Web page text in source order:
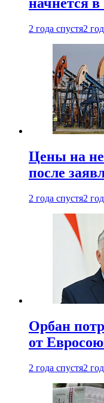
2 года спустя2
Цены на
после
2 года спустя2
Орбан
от
2 года спустя2